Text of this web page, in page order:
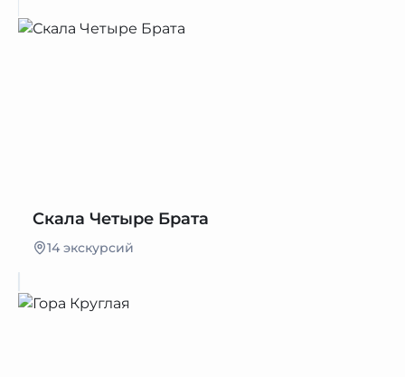
Скала Четыре Брата
14 экскурсий